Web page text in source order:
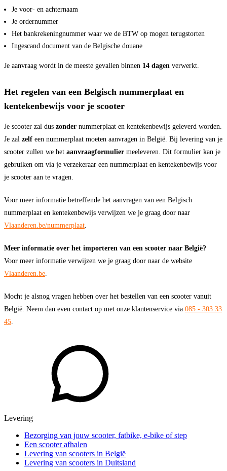
Je voor- en achternaam
Je ordernummer
Het bankrekeningnummer waar we de BTW op mogen terugstorten
Ingescand document van de Belgische douane
Je aanvraag wordt in de meeste gevallen binnen 14 dagen verwerkt.
Het regelen van een Belgisch nummerplaat en
kentekenbewijs voor je scooter
Je scooter zal dus zonder nummerplaat en kentekenbewijs geleverd worden.
Je zal zelf een nummerplaat moeten aanvragen in België. Bij levering van je
scooter zullen we het aanvraagformulier meeleveren. Dit formulier kan je
gebruiken om via je verzekeraar een nummerplaat en kentekenbewijs voor
je scooter aan te vragen.
Voor meer informatie betreffende het aanvragen van een Belgisch
nummerplaat en kentekenbewijs verwijzen we je graag door naar
Vlaanderen.be/nummerplaat.
Meer informatie over het importeren van een scooter naar België?
Voor meer informatie verwijzen we je graag door naar de website
Vlaanderen.be.
Mocht je alsnog vragen hebben over het bestellen van een scooter vanuit
België. Neem dan even contact op met onze klantenservice via 085 - 303 33
45.
Levering
Bezorging van jouw scooter, fatbike, e-bike of step
Een scooter afhalen
Levering van scooters in België
Levering van scooters in Duitsland